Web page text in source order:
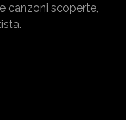
canzoni scoperte,